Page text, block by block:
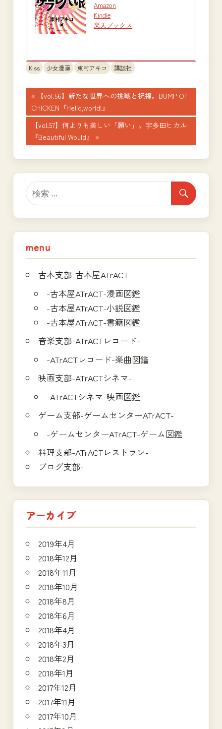
Amazon
Kindle
楽天ブックス
Kiss 少女漫画 東村アキコ 講談社
投
稿
ナ
ビ
ゲ
ー
シ
ョ
ン
前
の
記
事:
【vol.56】新たな世界への挑戦と祝福。BUMP OF
CHICKEN『Hello,world!』
次
の
記
事:
【vol.57】何よりも美しい「願い」。宇多田ヒカル
『Beautiful Would』
menu
古本支部-古本屋ATrACT-
-古本屋ATrACT-漫画図鑑
-古本屋ATrACT-小説図鑑
-古本屋ATrACT-書籍図鑑
音楽支部-ATrACTレコード-
-ATrACTレコード-楽曲図鑑
映画支部-ATrACTシネマ-
-ATrACTシネマ-映画図鑑
ゲーム支部-ゲームセンターATrACT-
-ゲームセンターATrACT-ゲーム図鑑
料理支部-ATrACTレストラン-
ブログ支部-
アーカイブ
2019年4月
2018年12月
2018年11月
2018年10月
2018年8月
2018年6月
2018年4月
2018年3月
2018年2月
2018年1月
2017年12月
2017年11月
2017年10月